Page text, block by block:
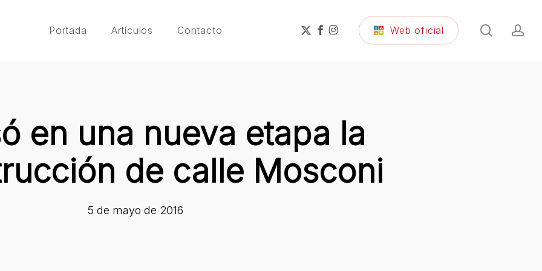
Portada Artículos Contacto
x-
twitter
facebook
instagram Web oficial search
en una nueva etapa la
de calle Mosconi
5 de mayo de 2016